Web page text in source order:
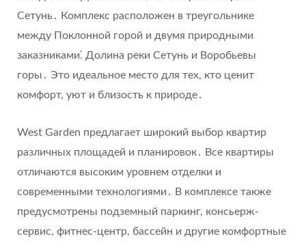
Сетунь․ Комплекс расположен в треугольнике
между Поклонной горой и двумя природными
заказниками⁚ Долина реки Сетунь и Воробьевы
горы․ Это идеальное место для тех, кто ценит
комфорт, уют и близость к природе․
West Garden предлагает широкий выбор квартир
различных площадей и планировок․ Все квартиры
отличаются высоким уровнем отделки и
современными технологиями․ В комплексе также
предусмотрены подземный паркинг, консьерж-
сервис, фитнес-центр, бассейн и другие комфортные